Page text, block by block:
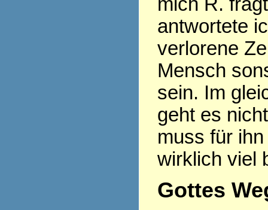
antwortete
verlorene
Mensch
sein. Im
geht es
muss für
wirklich viel
Gottes